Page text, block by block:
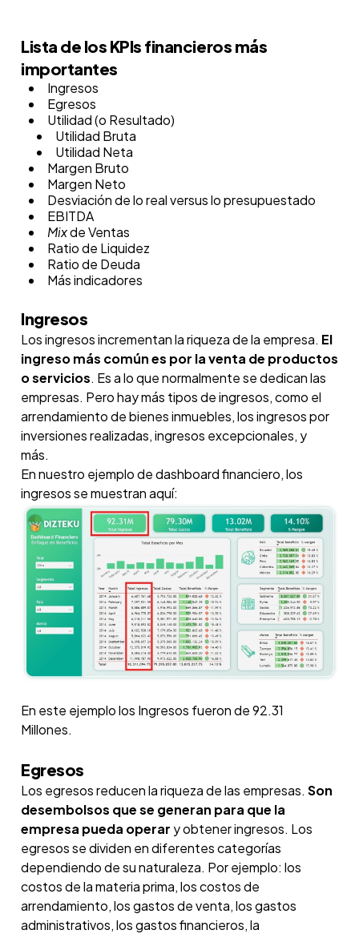
Lista de los KPIs financieros más
importantes
Ingresos
Egresos
Utilidad (o Resultado)
Utilidad Bruta
Utilidad Neta
Margen Bruto
Margen Neto
Desviación de lo real versus lo presupuestado
EBITDA
Mixde Ventas
Ratio de Liquidez
Ratio de Deuda
Más indicadores
Ingresos
Los ingresos incrementan la riqueza de la empresa. El
ingreso más común es por la venta de productos
o servicios. Es a lo que normalmente se dedican las
empresas. Pero hay más tipos de ingresos, como el
arrendamiento de bienes inmuebles, los ingresos por
inversiones realizadas, ingresos excepcionales, y
más.
En nuestro ejemplo de dashboard financiero, los
ingresos se muestran aquí:
En este ejemplo los Ingresos fueron de 92.31
Millones.
Egresos
Los egresos reducen la riqueza de las empresas. Son
desembolsos que se generan para que la
empresa pueda operar y obtener ingresos. Los
egresos se dividen en diferentes categorías
dependiendo de su naturaleza. Por ejemplo: los
costos de la materia prima, los costos de
arrendamiento, los gastos de venta, los gastos
administrativos, los gastos financieros, la